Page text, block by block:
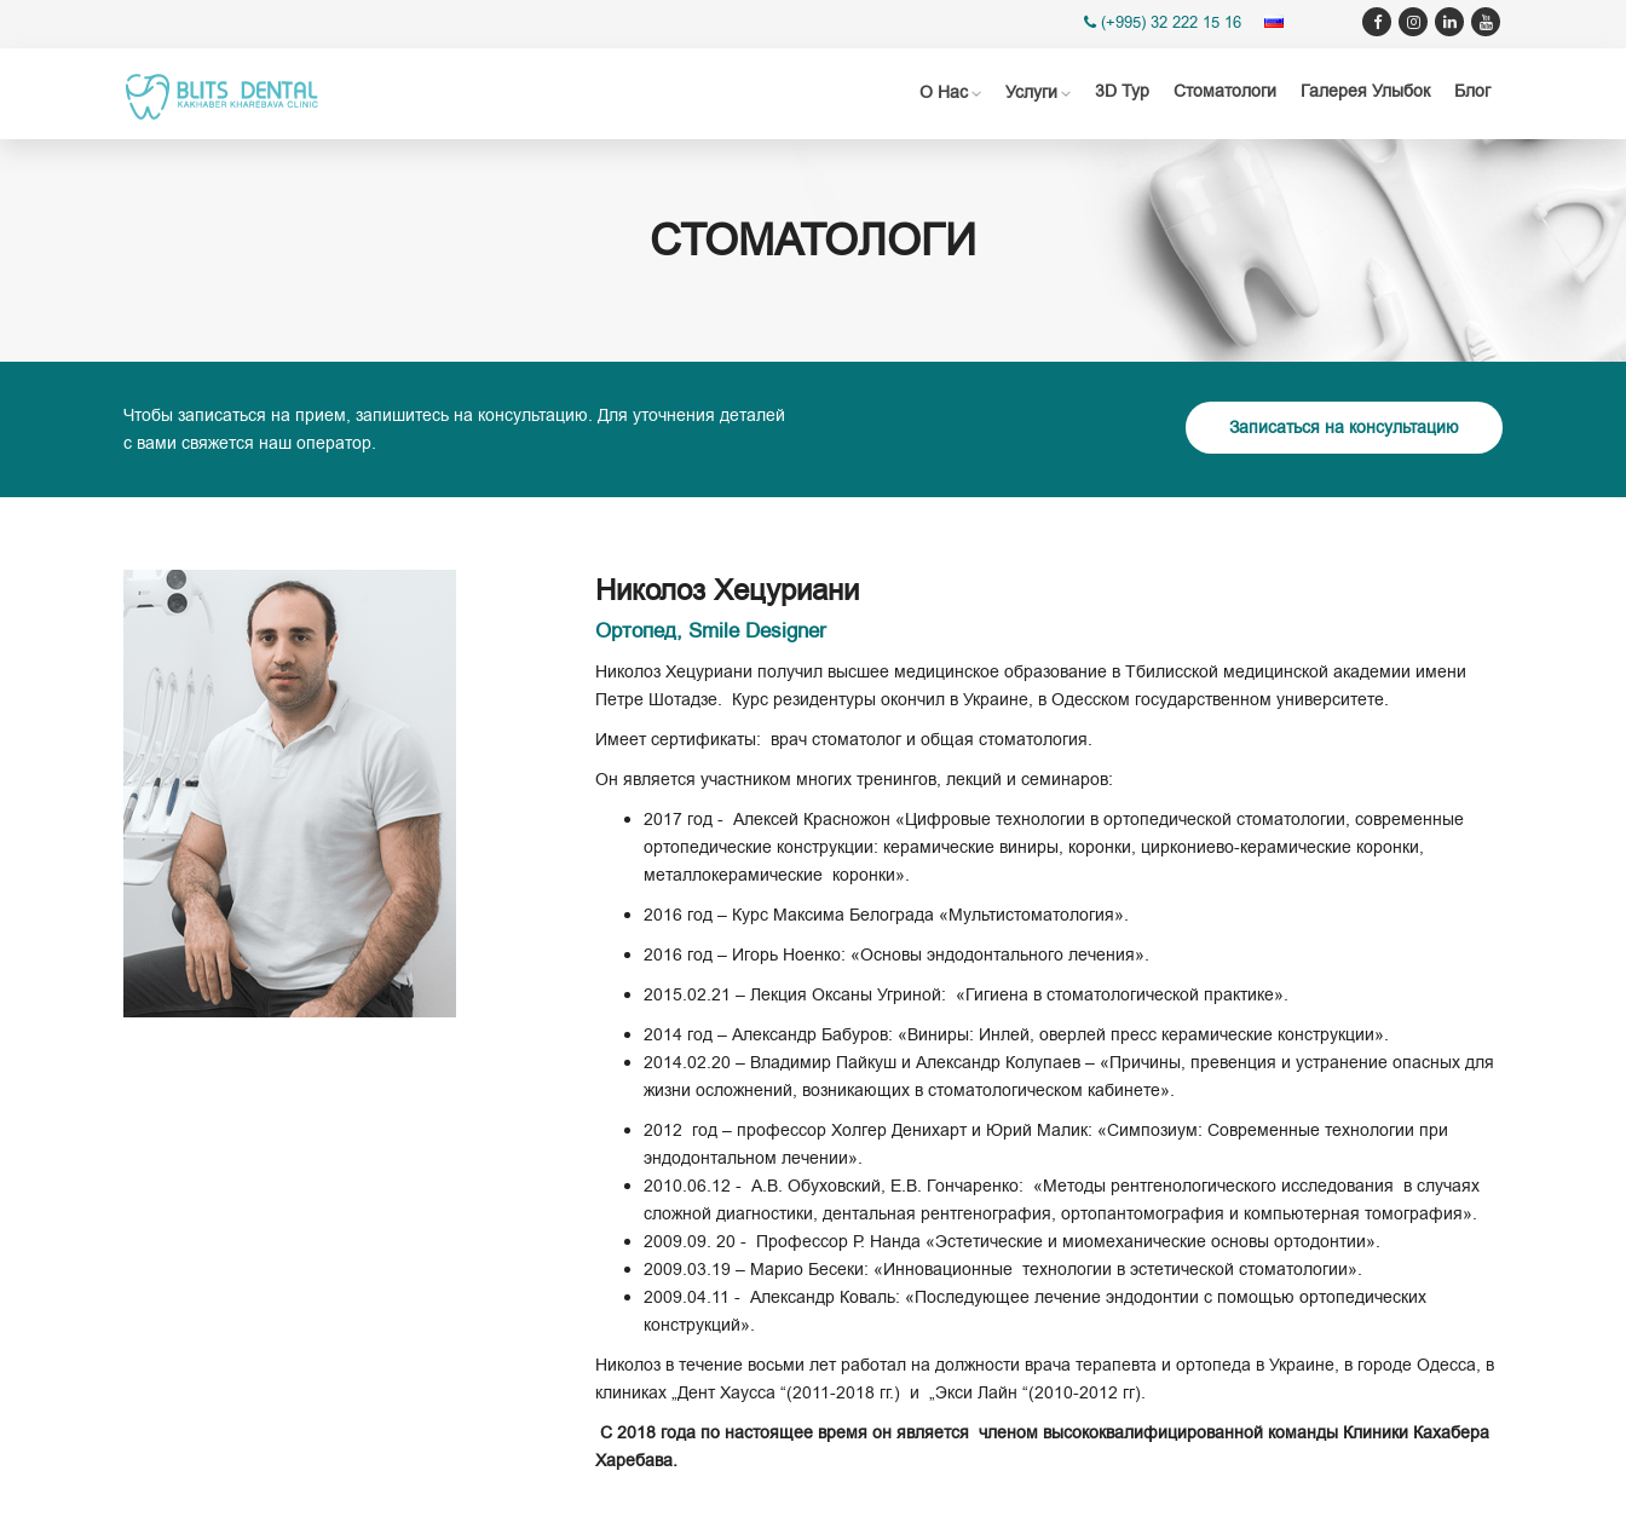
(+995) 32 222 15 16
О Нас Услуги 3D Тур Стоматологи Галерея Улыбок Блог
СТОМАТОЛОГИ
Чтобы записаться на прием, запишитесь на консультацию. Для уточнения деталей
с вами свяжется наш оператор.
Записаться на консультацию
Николоз Хецуриани
Ортопед, Smile Designer
Николоз Хецуриани получил высшее медицинское образование в Тбилисской медицинской академии имени
Петре Шотадзе. Курс резидентуры окончил в Украине, в Одесском государственном университете.
Имеет сертификаты: врач стоматолог и общая стоматология.
Он является участником многих тренингов, лекций и семинаров:
2017 год - Алексей Красножон «Цифровые технологии в ортопедической стоматологии, современные
ортопедические конструкции: керамические виниры, коронки, циркониево-керамические коронки,
металлокерамические коронки».
2016 год – Курс Максима Белограда «Мультистоматология».
2016 год – Игорь Ноенко: «Основы эндодонтального лечения».
2015.02.21 – Лекция Оксаны Угриной: «Гигиена в стоматологической практике».
2014 год – Александр Бабуров: «Виниры: Инлей, оверлей пресс керамические конструкции».
2014.02.20 – Владимир Пайкуш и Александр Колупаев – «Причины, превенция и устранение опасных для
жизни осложнений, возникающих в стоматологическом кабинете».
2012 год – профессор Холгер Денихарт и Юрий Малик: «Симпозиум: Современные технологии при
эндодонтальном лечении».
2010.06.12 - А.В. Обуховский, Е.В. Гончаренко: «Методы рентгенологического исследования в случаях
сложной диагностики, дентальная рентгенография, ортопантомография и компьютерная томография».
2009.09. 20 - Профессор Р. Нанда «Эстетические и миомеханические основы ортодонтии».
2009.03.19 – Марио Бесеки: «Инновационные технологии в эстетической стоматологии».
2009.04.11 - Александр Коваль: «Последующее лечение эндодонтии с помощью ортопедических
конструкций».
Николоз в течение восьми лет работал на должности врача терапевта и ортопеда в Украине, в городе Одесса, в
клиниках „Дент Хаусса “(2011-2018 гг.) и „Экси Лайн “(2010-2012 гг).
С 2018 года по настоящее время он является членом высококвалифицированной команды Клиники Кахабера
Харебава.